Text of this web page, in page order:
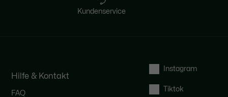
Kundenservice
Hilfe & Kontakt
FAQ
Instagram
Tiktok